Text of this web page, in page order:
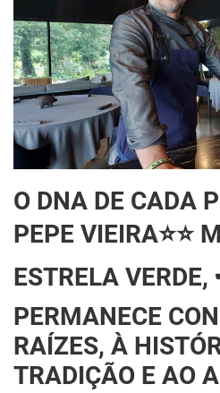
O DNA DE CADA
PEPE VIEIRA⭐⭐
ESTRELA
PERMANECE
RAÍZES, À
TRADIÇÃO E AO